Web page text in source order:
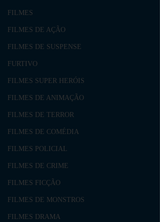
FILMES
FILMES DE AÇÃO
FILMES DE SUSPENSE
FURTIVO
FILMES SUPER HERÓIS
FILMES DE ANIMAÇÃO
FILMES DE TERROR
FILMES DE COMÉDIA
FILMES POLICIAL
FILMES DE CRIME
FILMES FICÇÃO
FILMES DE MONSTROS
FILMES DRAMA